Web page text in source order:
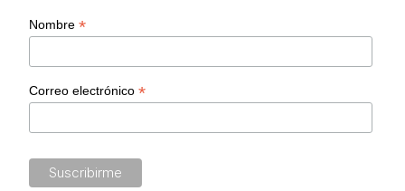
Nombre*
Correo electrónico*